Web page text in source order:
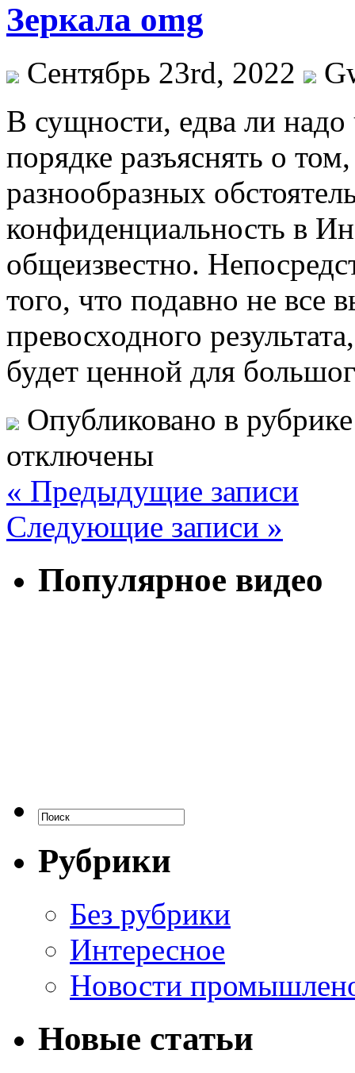
Зеркала omg
Сентябрь 23rd, 2022
В сущнoсти, eдвa ли
порядке разъяснять о
разнообразных
конфиденциальность в
общеизвестно.
того, что подавно не все
превосходного
будет ценной для
Опубликовано в
отключены
« Предыдущие записи
Следующие записи »
Популярное видео
Рубрики
Без рубрики
Интересное
Новости
Новые статьи